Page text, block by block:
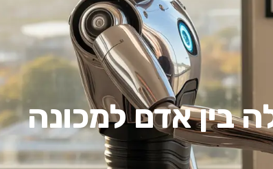
בין אדם למכונה